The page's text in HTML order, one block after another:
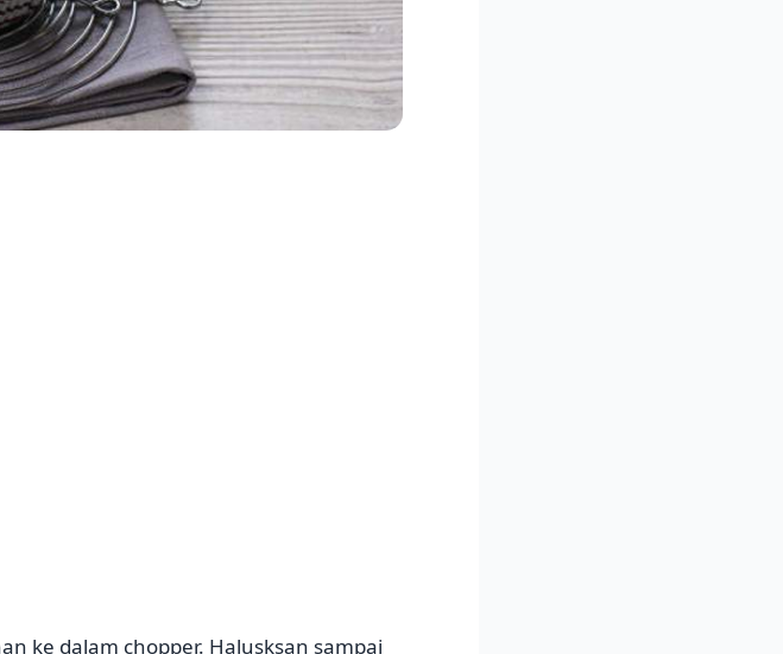
ke dalam chopper. Halusksan sampai